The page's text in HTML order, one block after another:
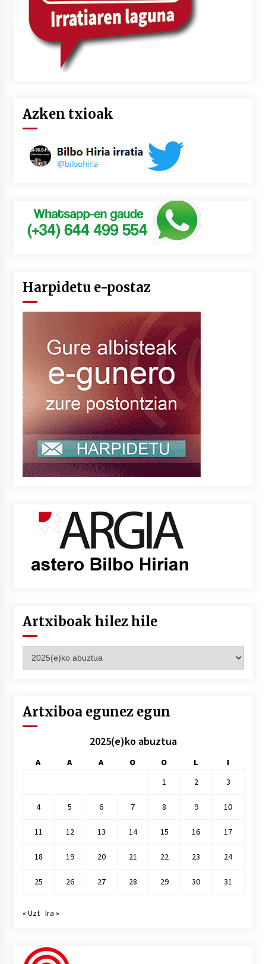
Azken txioak
Harpidetu e-postaz
Artxiboak hilez hile
hilez
Artxiboa egunez egun
2025(e)ko abuztua
A A A O O L
I
1
2 3
4 5 6 7 8 9 10
11 12 13 14 15 16 17
18 19 20 21 22 23 24
25 26 27 28 29 30 31
« Uzt Ira »